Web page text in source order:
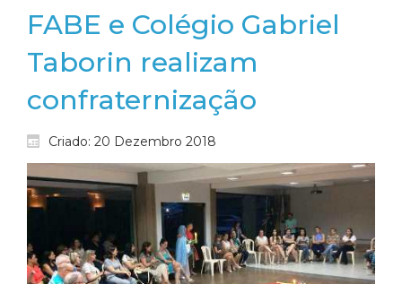
FABE e Colégio Gabriel
Taborin realizam
confraternização
Criado: 20 Dezembro 2018